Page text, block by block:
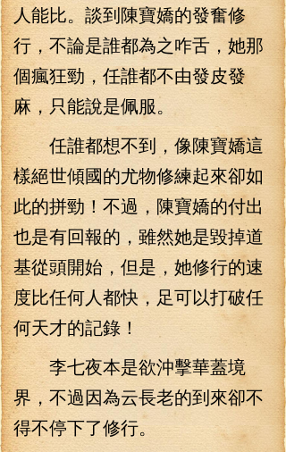
人能比。談到陳寶嬌的發奮修
行，不論是誰都為之咋舌，她那
個瘋狂勁，任誰都不由發皮發
麻，只能說是佩服。
任誰都想不到，像陳寶嬌這
樣絕世傾國的尤物修練起來卻如
此的拼勁！不過，陳寶嬌的付出
也是有回報的，雖然她是毀掉道
基從頭開始，但是，她修行的速
度比任何人都快，足可以打破任
何天才的記錄！
李七夜本是欲沖擊華蓋境
界，不過因為云長老的到來卻不
得不停下了修行。